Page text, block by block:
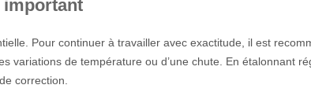
important
Pour continuer à travailler avec exactitude, il est
variations de température ou d’une chute. En étalonnant
correction.